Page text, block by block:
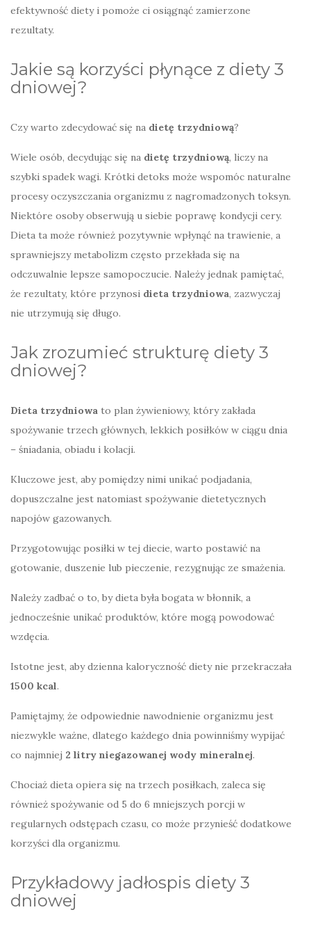
efektywność diety i pomoże ci osiągnąć zamierzone
rezultaty.
Jakie są korzyści płynące z diety 3
dniowej?
Czy warto zdecydować się na dietę trzydniową?
Wiele osób, decydując się na dietę trzydniową, liczy na
szybki spadek wagi. Krótki detoks może wspomóc naturalne
procesy oczyszczania organizmu z nagromadzonych toksyn.
Niektóre osoby obserwują u siebie poprawę kondycji cery.
Dieta ta może również pozytywnie wpłynąć na trawienie, a
sprawniejszy metabolizm często przekłada się na
odczuwalnie lepsze samopoczucie. Należy jednak pamiętać,
że rezultaty, które przynosi dieta trzydniowa, zazwyczaj
nie utrzymują się długo.
Jak zrozumieć strukturę diety 3
dniowej?
Dieta trzydniowa to plan żywieniowy, który zakłada
spożywanie trzech głównych, lekkich posiłków w ciągu dnia
– śniadania, obiadu i kolacji.
Kluczowe jest, aby pomiędzy nimi unikać podjadania,
dopuszczalne jest natomiast spożywanie dietetycznych
napojów gazowanych.
Przygotowując posiłki w tej diecie, warto postawić na
gotowanie, duszenie lub pieczenie, rezygnując ze smażenia.
Należy zadbać o to, by dieta była bogata w błonnik, a
jednocześnie unikać produktów, które mogą powodować
wzdęcia.
Istotne jest, aby dzienna kaloryczność diety nie przekraczała
1500 kcal.
Pamiętajmy, że odpowiednie nawodnienie organizmu jest
niezwykle ważne, dlatego każdego dnia powinniśmy wypijać
co najmniej 2 litry niegazowanej wody mineralnej.
Chociaż dieta opiera się na trzech posiłkach, zaleca się
również spożywanie od 5 do 6 mniejszych porcji w
regularnych odstępach czasu, co może przynieść dodatkowe
korzyści dla organizmu.
Przykładowy jadłospis diety 3
dniowej